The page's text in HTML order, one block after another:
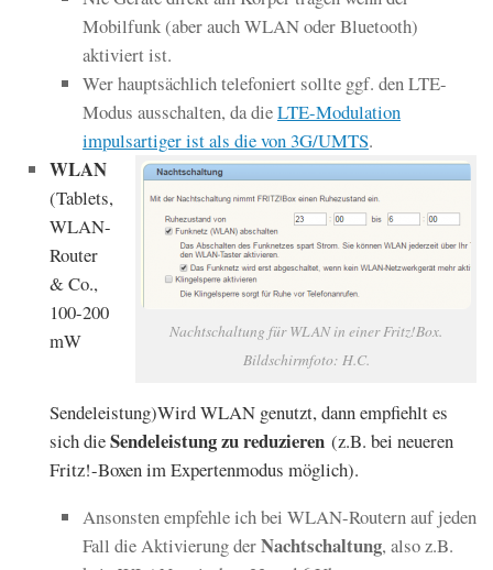
Mobilfunk (aber auch WLAN oder Bluetooth)
aktiviert ist.
Wer hauptsächlich telefoniert sollte ggf. den LTE-
Modus ausschalten, da dieLTE-Modulation
impulsartiger ist als die von 3G/UMTS.
Nachtschaltung für WLAN in einer Fritz!Box.
Bildschirmfoto: H.C.
WLAN
(Tablets,
WLAN-
Router
& Co.,
100-200
mW
Sendeleistung)Wird WLAN genutzt, dann empfiehlt es
sich dieSendeleistung zu reduzieren (z.B. bei neueren
Fritz!-Boxen im Expertenmodus möglich).
Ansonsten empfehle ich bei WLAN-Routern auf jeden
Fall die Aktivierung derNachtschaltung, also z.B.